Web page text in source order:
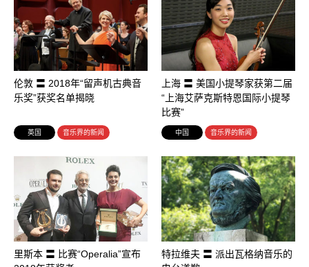
伦敦 〓 2018年“留声机古典音
乐奖”获奖名单揭晓
英国 音乐界的新闻
上海 〓 美国小提琴家获第二届
“上海艾萨克斯特恩国际小提琴
比赛”
中国 音乐界的新闻
里斯本 〓 比赛“Operalia”宣布
特拉维夫 〓 派出瓦格纳音乐的